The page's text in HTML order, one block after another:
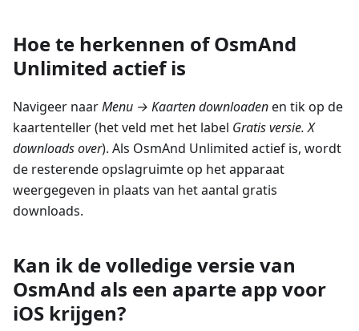
Hoe te herkennen of OsmAnd
Unlimited actief is
Navigeer naarMenu → Kaarten downloadenen tik op de
kaartenteller (het veld met het label Gratis versie. X
downloads over). Als OsmAnd Unlimited actief is, wordt
de resterende opslagruimte op het apparaat
weergegeven in plaats van het aantal gratis
downloads.
Kan ik de volledige versie van
OsmAnd als een aparte app voor
iOS krijgen?